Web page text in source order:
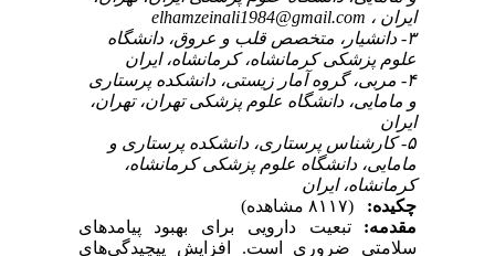
ایران ، elhamzeinali1984@gmail.com
۳- دانشیار، متخصص قلب و عروق، دانشگاه
علوم پزشکی کرمانشاه، کرمانشاه، ایران
۴- مربی، گروه آمار زیستی، دانشکده پرستاری
و مامایی، دانشگاه علوم پزشکی تهران، تهران،
ایران
۵- کارشناس پرستاری، دانشکده پرستاری و
مامایی، دانشگاه علوم پزشکی کرمانشاه،
کرمانشاه، ایران
چکیده:
(۸۱۱۷ مشاهده)
مقدمه: تبعیت دارویی برای بهبود پیامدهای
سلامتی ضروری است. افزایش پیچیدگی‌های